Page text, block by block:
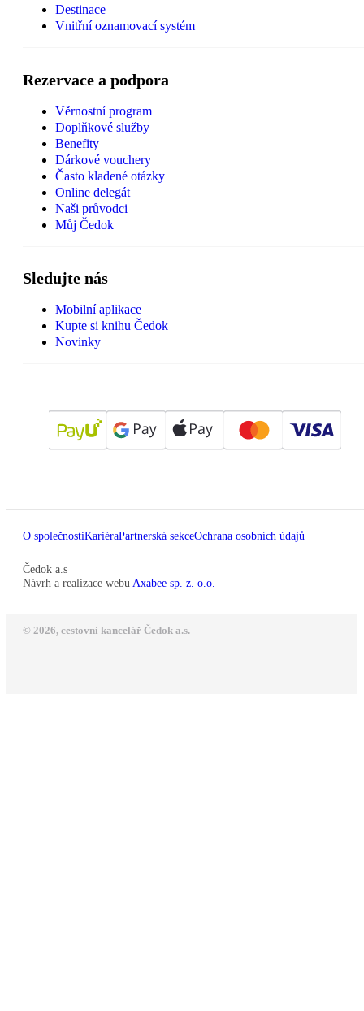
Destinace
Vnitřní oznamovací systém
Rezervace a podpora
Věrnostní program
Doplňkové služby
Benefity
Dárkové vouchery
Často kladené otázky
Online delegát
Naši průvodci
Můj Čedok
Sledujte nás
Mobilní aplikace
Kupte si knihu Čedok
Novinky
O společnostiKariéraPartnerská sekceOchrana osobních údajů
Čedok a.s
Návrh a realizace webu Axabee sp. z. o.o.
© 2026, cestovní kancelář Čedok a.s.